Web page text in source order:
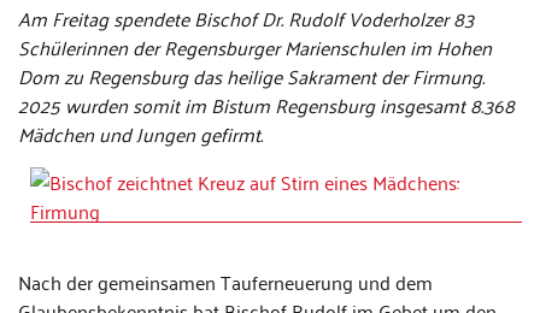
Am Freitag spendete Bischof Dr. Rudolf Voderholzer 83
Schülerinnen der Regensburger Marienschulen im Hohen
Dom zu Regensburg das heilige Sakrament der Firmung.
2025 wurden somit im Bistum Regensburg insgesamt 8.368
Mädchen und Jungen gefirmt.
Nach der gemeinsamen Tauferneuerung und dem